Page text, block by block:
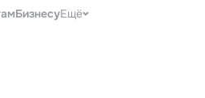
БизнесуЕщё